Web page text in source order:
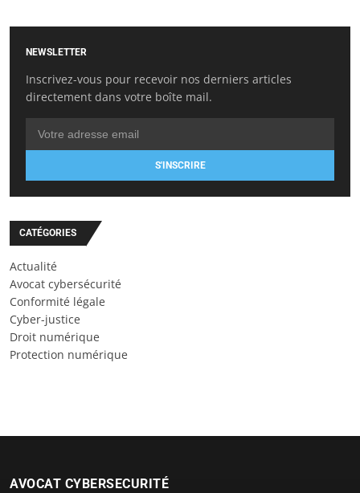
NEWSLETTER
Inscrivez-vous pour recevoir nos derniers articles
directement dans votre boîte mail.
S'INSCRIRE
CATÉGORIES
Actualité
Avocat cybersécurité
Conformité légale
Cyber-justice
Droit numérique
Protection numérique
AVOCAT CYBERSECURITÉ